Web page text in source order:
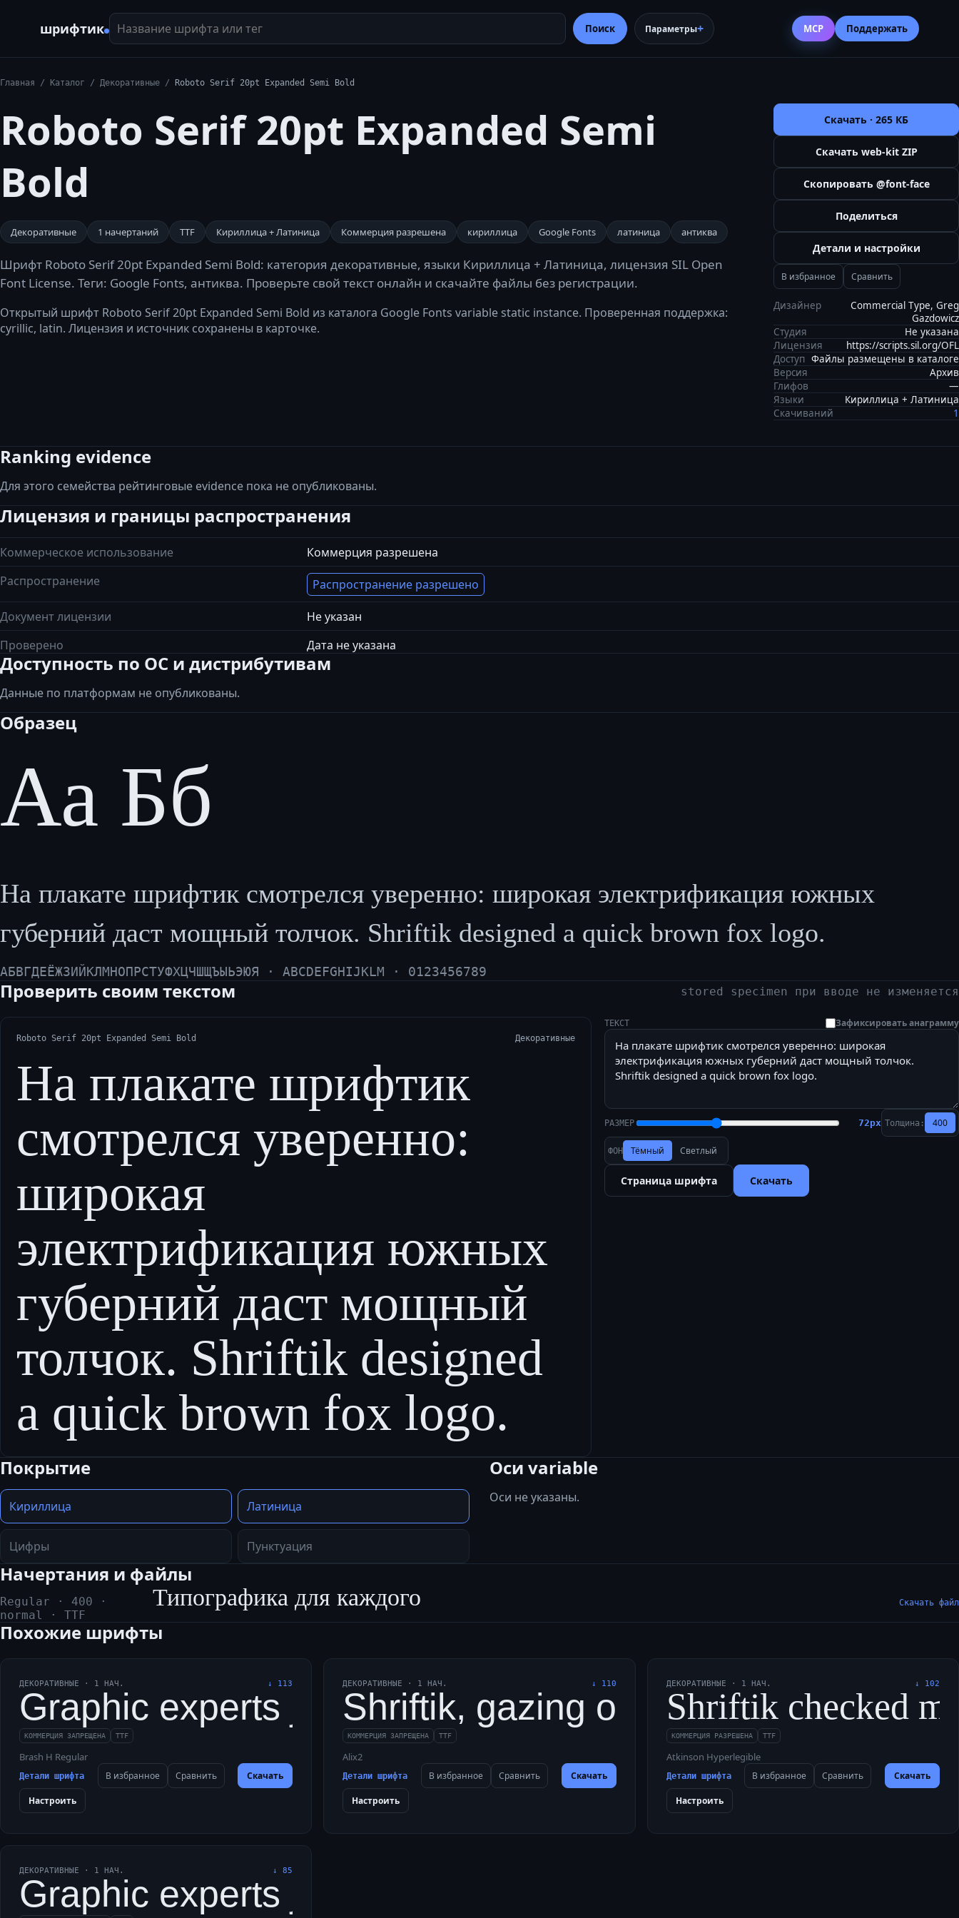
шрифтик Название шрифта или тег
Поиск Параметры MCP Поддержать
Главная / Каталог / Декоративные / Roboto Serif 20pt Expanded Semi Bold
Roboto Serif 20pt Expanded Semi
Bold
Декоративные 1 начертаний TTF Кириллица + Латиница Коммерция разрешена кириллица Google Fonts латиница антиква
Шрифт Roboto Serif 20pt Expanded Semi Bold: категория декоративные, языки Кириллица + Латиница, лицензия SIL Open
Font License. Теги: Google Fonts, антиква. Проверьте свой текст онлайн и скачайте файлы без регистрации.
Открытый шрифт Roboto Serif 20pt Expanded Semi Bold из каталога Google Fonts variable static instance. Проверенная поддержка:
cyrillic, latin. Лицензия и источник сохранены в карточке.
Скачать · 265 КБ
Скачать web-kit ZIP
Скопировать @font-face
Поделиться
Детали и настройки
В избранное Сравнить
Дизайнер
Commercial Type, Greg
Gazdowicz
Студия
Не указана
Лицензия
https://scripts.sil.org/OFL
Доступ Файлы размещены в каталоге
Версия
Архив
Глифов
—
Языки
Кириллица + Латиница
Скачиваний
1
Ranking evidence
Для этого семейства рейтинговые evidence пока не опубликованы.
Лицензия и границы распространения
Коммерческое использование
Коммерция разрешена
Распространение
Распространение разрешено
Документ лицензии
Не указан
Проверено
Дата не указана
Доступность по ОС и дистрибутивам
Данные по платформам не опубликованы.
Образец
Аа Бб
На плакате шрифтик смотрелся уверенно: широкая электрификация южных
губерний даст мощный толчок. Shriftik designed a quick brown fox logo.
АБВГДЕЁЖЗИЙКЛМНОПРСТУФХЦЧШЩЪЫЬЭЮЯ · ABCDEFGHIJKLM · 0123456789
Проверить своим текстом stored specimen при вводе не изменяется
Roboto Serif 20pt Expanded Semi Bold Декоративные
На плакате шрифтик
смотрелся уверенно:
широкая
электрификация южных
губерний даст мощный
толчок. Shriftik designed
a quick brown fox logo.
ТЕКСТ Зафиксировать анаграмму
РАЗМЕР 72px Толщина: 400
ФОН Тёмный Светлый
Страница шрифта Скачать
Покрытие
Кириллица Латиница
Цифры Пунктуация
Оси variable
Оси не указаны.
Начертания и файлы
Regular · 400 ·
normal
· TTF
Типографика для каждого Скачать файл
Похожие шрифты
ДЕКОРАТИВНЫЕ · 1 НАЧ. ↓ 113
Graphic experts judge Shriftik a vivid, quirky font with
КОММЕРЦИЯ ЗАПРЕЩЕНА TTF
Brash H Regular
Детали шрифта В избранное Сравнить Скачать
Настроить
ДЕКОРАТИВНЫЕ · 1 НАЧ. ↓ 110
Shriftik, gazing oddly, quickly fixed
КОММЕРЦИЯ ЗАПРЕЩЕНА TTF
Alix2
Детали шрифта В избранное Сравнить Скачать
Настроить
ДЕКОРАТИВНЫЕ · 1 НАЧ. ↓ 102
Shriftik checked
КОММЕРЦИЯ РАЗРЕШЕНА TTF
Atkinson Hyperlegible
Детали шрифта В избранное Сравнить Скачать
Настроить
ДЕКОРАТИВНЫЕ · 1 НАЧ. ↓85
Graphic experts judge Shriftik a vivid, quirky font with